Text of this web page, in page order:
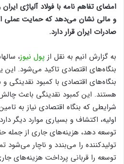
امضای تفاهم نامه با فولاد آلیاژی
و مالی نشان می‌دهد که حمایت عملی از
صادرات ایران قرار دارد.
به گزارش انیم به نقل از پول نیوز،
بنگاه‌های اقتصادی تاکید می‌شود.
بنگاه‌های اقتصادی با کمبود نقدینگی
هستند. این کمبود نقدینگی باعث
شرایطی که بنگاه اقتصادی نیاز به
اولیه، اکتشاف و بسیاری موارد دیگر
توسعه دهد، هزینه‌های جاری از جمله
تولیدکننده را می‌بندد و ناچار می‌شود
توسعه را قربانی پرداخت هزینه‌های